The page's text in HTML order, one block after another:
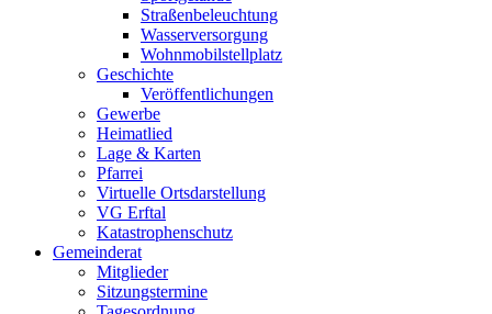
Straßenbeleuchtung
Wasserversorgung
Wohnmobilstellplatz
Geschichte
Veröffentlichungen
Gewerbe
Heimatlied
Lage & Karten
Pfarrei
Virtuelle Ortsdarstellung
VG Erftal
Katastrophenschutz
Gemeinderat
Mitglieder
Sitzungstermine